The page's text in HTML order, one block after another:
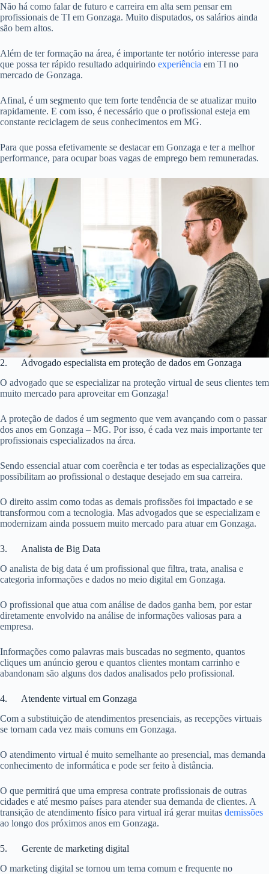
Não há como falar de futuro e carreira em alta sem pensar em
profissionais de TI em Gonzaga. Muito disputados, os salários ainda
são bem altos.
Além de ter formação na área, é importante ter notório interesse para
que possa ter rápido resultado adquirindo experiência em TI no
mercado de Gonzaga.
Afinal, é um segmento que tem forte tendência de se atualizar muito
rapidamente. E com isso, é necessário que o profissional esteja em
constante reciclagem de seus conhecimentos em MG.
Para que possa efetivamente se destacar em Gonzaga e ter a melhor
performance, para ocupar boas vagas de emprego bem remuneradas.
2. Advogado especialista em proteção de dados em Gonzaga
O advogado que se especializar na proteção virtual de seus clientes tem
muito mercado para aproveitar em Gonzaga!
A proteção de dados é um segmento que vem avançando com o passar
dos anos em Gonzaga – MG. Por isso, é cada vez mais importante ter
profissionais especializados na área.
Sendo essencial atuar com coerência e ter todas as especializações que
possibilitam ao profissional o destaque desejado em sua carreira.
O direito assim como todas as demais profissões foi impactado e se
transformou com a tecnologia. Mas advogados que se especializam e
modernizam ainda possuem muito mercado para atuar em Gonzaga.
3. Analista de Big Data
O analista de big data é um profissional que filtra, trata, analisa e
categoria informações e dados no meio digital em Gonzaga.
O profissional que atua com análise de dados ganha bem, por estar
diretamente envolvido na análise de informações valiosas para a
empresa.
Informações como palavras mais buscadas no segmento, quantos
cliques um anúncio gerou e quantos clientes montam carrinho e
abandonam são alguns dos dados analisados pelo profissional.
4. Atendente virtual em Gonzaga
Com a substituição de atendimentos presenciais, as recepções virtuais
se tornam cada vez mais comuns em Gonzaga.
O atendimento virtual é muito semelhante ao presencial, mas demanda
conhecimento de informática e pode ser feito à distância.
O que permitirá que uma empresa contrate profissionais de outras
cidades e até mesmo países para atender sua demanda de clientes. A
transição de atendimento físico para virtual irá gerar muitas demissões
ao longo dos próximos anos em Gonzaga.
5. Gerente de marketing digital
O marketing digital se tornou um tema comum e frequente no